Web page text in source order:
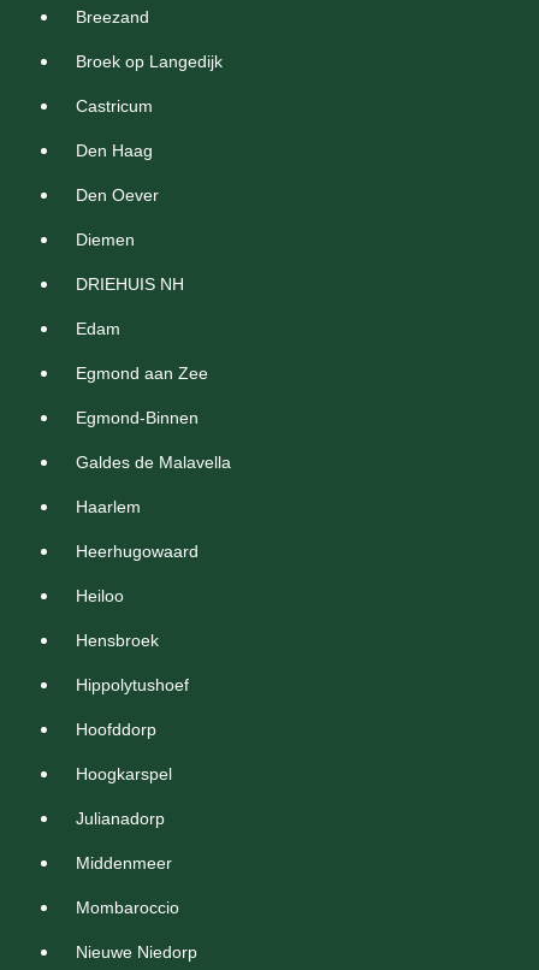
Breezand
Broek op Langedijk
Castricum
Den Haag
Den Oever
Diemen
DRIEHUIS NH
Edam
Egmond aan Zee
Egmond-Binnen
Galdes de Malavella
Haarlem
Heerhugowaard
Heiloo
Hensbroek
Hippolytushoef
Hoofddorp
Hoogkarspel
Julianadorp
Middenmeer
Mombaroccio
Nieuwe Niedorp